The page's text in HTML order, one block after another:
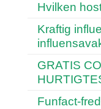
Hvilken
Kraftig
GRATIS
Funfact-